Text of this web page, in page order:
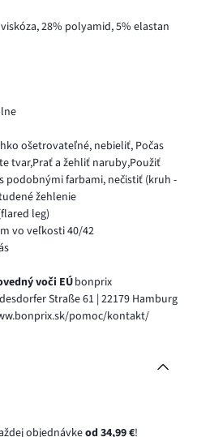
28% polyamid, 5% elastan
ošetrovateľné, nebieliť, Počas
tvar,Prať a žehliť naruby,Použiť
podobnými farbami, nečistiť (kruh -
žehlenie
leg)
vo veľkosti 40/42
voči EÚbonprix
Straße 61 | 22179 Hamburg
pomoc/kontakt/
objednávkeod 34,99 €!